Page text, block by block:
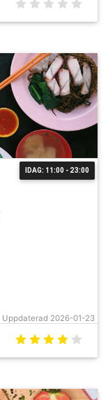
IDAG: 11:00 - 23:00
Uppdaterad 2026-01-23